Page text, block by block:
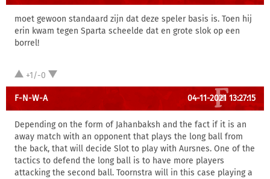
moet gewoon standaard zijn dat deze speler basis is. Toen hij
erin kwam tegen Sparta scheelde dat en grote slok op een
borrel!
+1/-0
F-N-W-A 04-11-2021 13:27:15
Depending on the form of Jahanbaksh and the fact if it is an
away match with an opponent that plays the long ball from
the back, that will decide Slot to play with Aursnes. One of the
tactics to defend the long ball is to have more players
attacking the second ball. Toornstra will in this case playing a